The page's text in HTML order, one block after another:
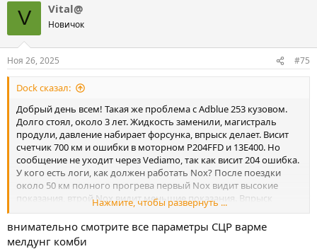
V Vital@
Новичок
Ноя 26, 2025 #75
Dock сказал:
Добрый день всем! Такая же проблема с Adblue 253 кузовом.
Долго стоял, около 3 лет. Жидкость заменили, магистраль
продули, давление набирает форсунка, впрыск делает. Висит
счетчик 700 км и ошибки в моторном P204FFD и 13E400. Но
сообщение не уходит через Vediamo, так как висит 204 ошибка.
У кого есть логи, как должен работать Nox? После поездки
около 50 км полного прогрева первый Nox видит высокие
показания, втрой Nox видит меньшие показания. Впрыск
Adblue идет по пороверке в Xentry. ошибок в Scr нету.После
поездки 204 Ошибка висит просто сохраненной, после
удаление активна.
Нажмите, чтобы развернуть ...
внимательно смотрите все параметры СЦР варме
мелдунг комби